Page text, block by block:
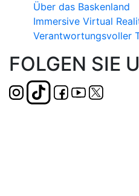
Über das Baskenland
Immersive Virtual
Verantwortungsvoller
FOLGEN SIE